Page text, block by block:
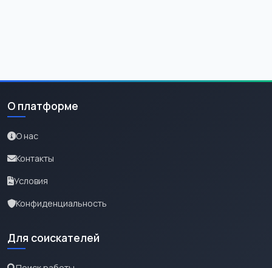
О платформе
О нас
Контакты
Условия
Конфиденциальность
Для соискателей